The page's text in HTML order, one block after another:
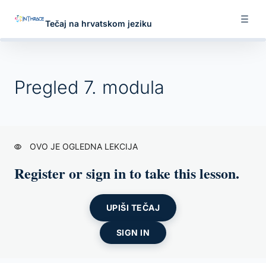
Tečaj na hrvatskom jeziku
Pregled 7. modula
OVO JE OGLEDNA LEKCIJA
Register or sign in to take this lesson.
UPIŠI TEČAJ
SIGN IN
ZAKONODAVSTVO I PROPISI NA LOKALNOJ,
VRSTE ICH-A – KATEGORIZACIJA